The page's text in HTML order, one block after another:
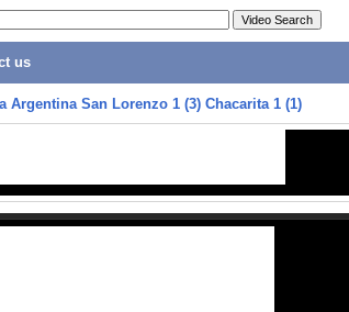
us
Argentina San Lorenzo 1 (3) Chacarita 1 (1)